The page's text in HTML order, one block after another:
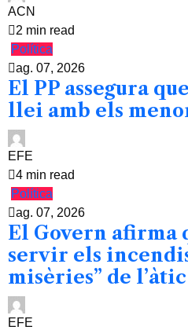
ACN
2 min read
Política
ag. 07, 2026
El PP assegura
llei amb els
EFE
4 min read
Política
ag. 07, 2026
El Govern afirma
servir els
misèries” de l’àtic
EFE